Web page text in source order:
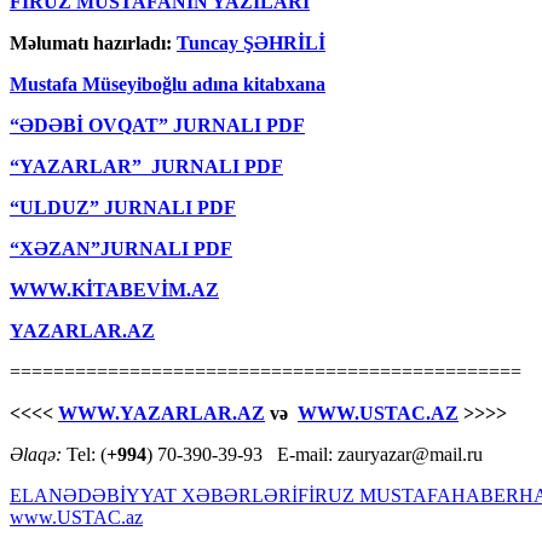
Məlumatı hazırladı: Tuncay ŞƏHRİLİ
Mustafa Müseyiboğlu adına kitabxana
“ƏDƏBİ OVQAT” JURNALI PDF
“YAZARLAR” JURNALI PDF
“ULDUZ” JURNALI PDF
“XƏZAN”JURNALI PDF
WWW.KİTABEVİM.AZ
YAZARLAR.AZ
===============================================
<<<< WWW.YAZARLAR.AZ və WWW.USTAC.AZ >>>>
Əlaqə: Tel: (+994) 70-390-39-93 E-mail: zauryazar@mail.ru
ELANƏDƏBİYYAT XƏBƏRLƏRİFİRUZ MUSTAFAHABER
www.USTAC.az